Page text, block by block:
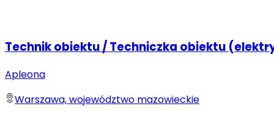
Technik obiektu / Techniczka obiektu
Apleona
Warszawa, województwo mazowieckie